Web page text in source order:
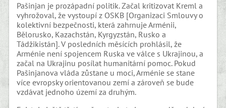
Pašinjan je prozápadní politik. Začal kritizovat Kreml a
vyhrožoval, že vystoupí z OSKB [Organizaci Smlouvy o
kolektivní bezpečnosti, která zahrnuje Arménii,
Bělorusko, Kazachstán, Kyrgyzstán, Rusko a
Tádžikistán]. V posledních měsících prohlásil, že
Arménie není spojencem Ruska ve válce s Ukrajinou, a
začal na Ukrajinu posílat humanitární pomoc. Pokud
Pašinjanova vláda zůstane u moci, Arménie se stane
více evropsky orientovanou zemí a zároveň se bude
vzdávat jednoho území za druhým.